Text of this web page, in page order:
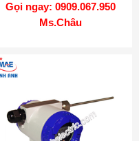
Gọi ngay: 0909.067.950
Ms.Châu